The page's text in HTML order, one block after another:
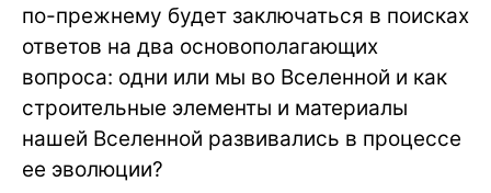
по-прежнему будет заключаться в поисках
ответов на два основополагающих
вопроса: одни или мы во Вселенной и как
строительные элементы и материалы
нашей Вселенной развивались в процессе
ее эволюции?